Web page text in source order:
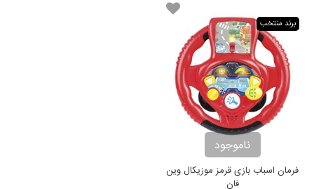
برند منتخب
ناموجود
فرمان اسباب بازی قرمز موزیکال وین
فان